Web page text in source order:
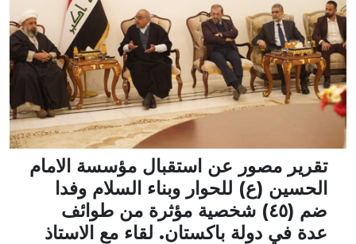
تقرير مصور عن استقبال مؤسسة الامام
الحسين (ع) للحوار وبناء السلام وفدا
ضم (٤٥) شخصية مؤثرة من طوائف
عدة في دولة باكستان. لقاء مع الاستاذ